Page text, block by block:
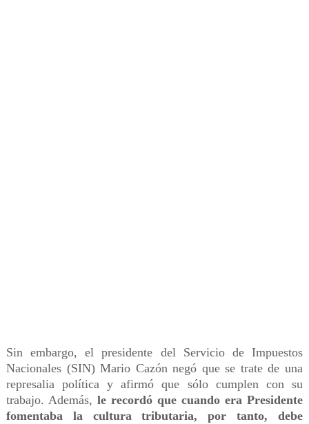
Sin embargo, el presidente del Servicio de Impuestos
Nacionales (SIN) Mario Cazón negó que se trate de una
represalia política y afirmó que sólo cumplen con su
trabajo. Además, le recordó que cuando era Presidente
fomentaba la cultura tributaria, por tanto, debe